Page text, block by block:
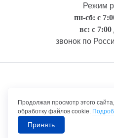
Режим
пн-сб: с
вс: с 7:00
звонок по
Правовая
©1992-2026 ТрансТехСервис –
Продолжая просмотр этого
обработку файлов cookie.
Принять